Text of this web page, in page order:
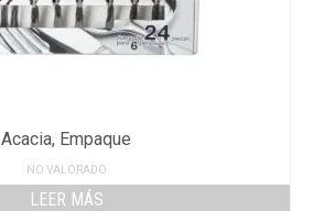
Acacia, Empaque
NO VALORADO
LEER MÁS